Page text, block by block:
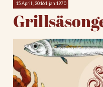
15 April, 20161 jan 1970